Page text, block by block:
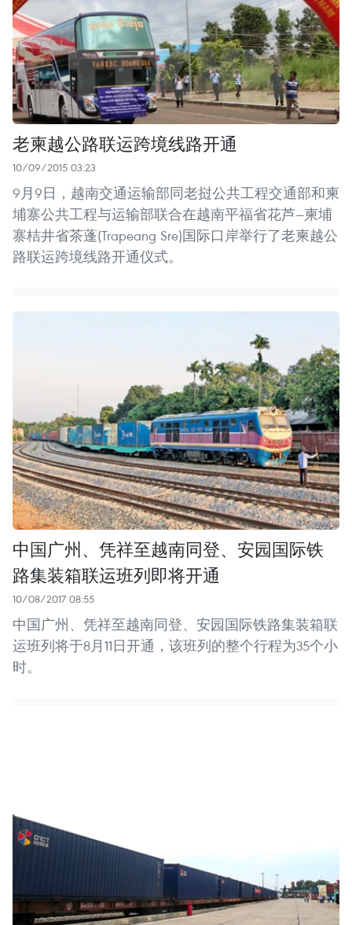
老柬越公路联运跨境线路开通
10/09/2015 03:23
9月9日，越南交通运输部同老挝公共工程交通部和柬
埔寨公共工程与运输部联合在越南平福省花芦—柬埔
寨桔井省茶蓬(Trapeang Sre)国际口岸举行了老柬越公
路联运跨境线路开通仪式。
中国广州、凭祥至越南同登、安园国际铁
路集装箱联运班列即将开通
10/08/2017 08:55
中国广州、凭祥至越南同登、安园国际铁路集装箱联
运班列将于8月11日开通，该班列的整个行程为35个小
时。